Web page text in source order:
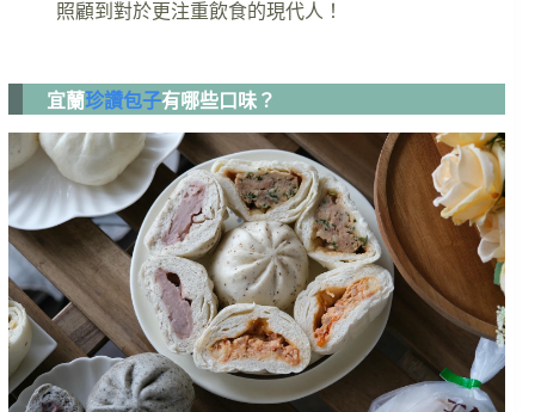
照顧到對於更注重飲食的現代人！
宜蘭珍讚包子有哪些口味？